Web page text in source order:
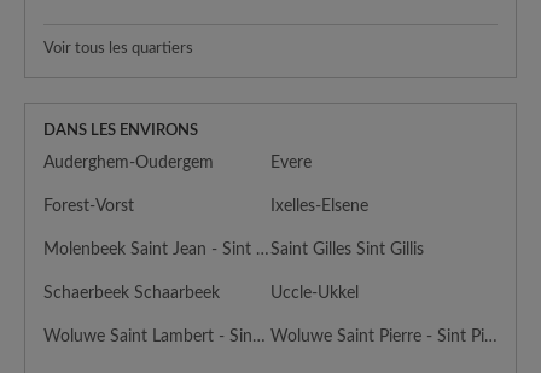
Voir tous les quartiers
DANS LES ENVIRONS
Auderghem-Oudergem Evere
Forest-Vorst Ixelles-Elsene
Molenbeek Saint Jean - Sint Jans MolenbeekSaint Gilles Sint Gillis
Schaerbeek Schaarbeek Uccle-Ukkel
Woluwe Saint Lambert - Sint Lambrechts Woluwe Woluwe Saint Pierre - Sint Pieters Woluwe